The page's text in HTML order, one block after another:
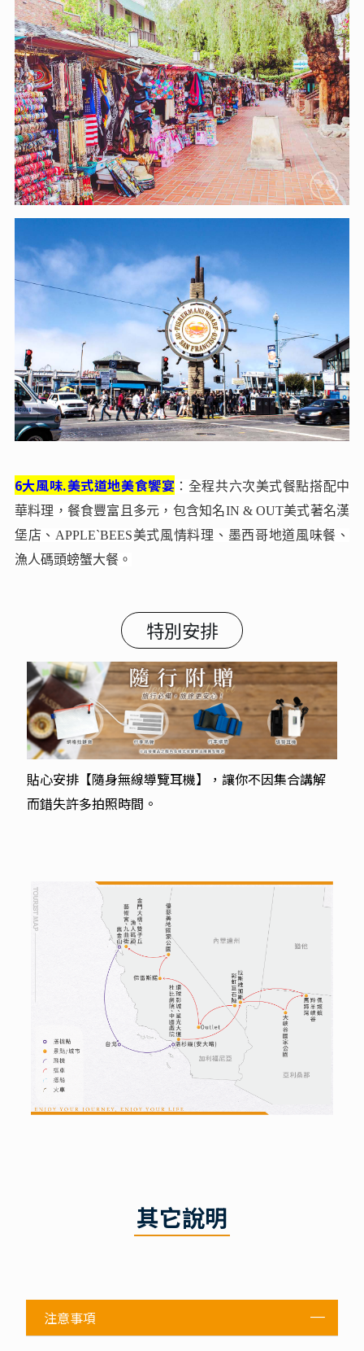
6大風味.美式道地美食饗宴 ：全程共六次美式餐點搭配中
華料理，餐食豐富且多元，包含知名IN & OUT美式著名漢
堡店、APPLE`BEES美式風情料理、墨西哥地道風味餐、
漁人碼頭螃蟹大餐。
特別安排
貼心安排【隨身無線導覽耳機】，讓你不因集合講解
而錯失許多拍照時間。
其它說明
注意事項